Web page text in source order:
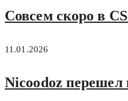
Совсем скоро в
11.01.2026
Nicoodoz перешел